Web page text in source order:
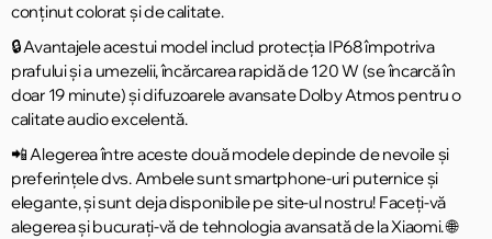
conținut colorat și de calitate.
🔒 Avantajele acestui model includ protecția IP68 împotriva
prafului și a umezelii, încărcarea rapidă de 120 W (se încarcă în
doar 19 minute) și difuzoarele avansate Dolby Atmos pentru o
calitate audio excelentă.
📲 Alegerea între aceste două modele depinde de nevoile și
preferințele dvs. Ambele sunt smartphone-uri puternice și
elegante, și sunt deja disponibile pe site-ul nostru! Faceți-vă
alegerea și bucurați-vă de tehnologia avansată de la Xiaomi. 🌐